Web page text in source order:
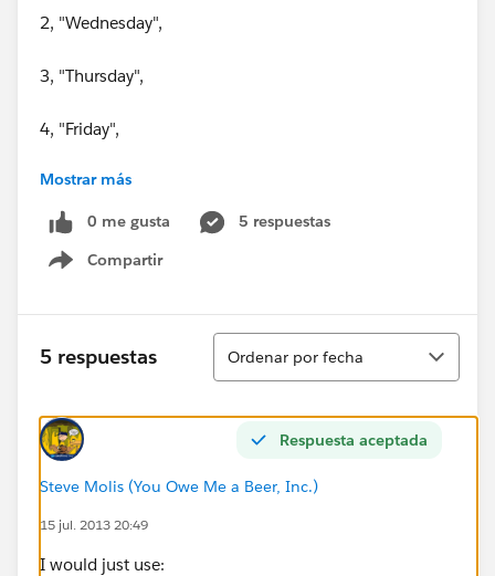
2, "Wednesday",
3, "Thursday",
4, "Friday",
5, "Saturday",
6, "Sunday",
Mostrar más
0 me gusta
5 respuestas
Compartir
Show menu
5 respuestas
Ordenar
Ordenar por fecha
Respuesta aceptada
Steve Molis (You Owe Me a Beer, Inc.)
15 jul. 2013 20:49
I would just use: